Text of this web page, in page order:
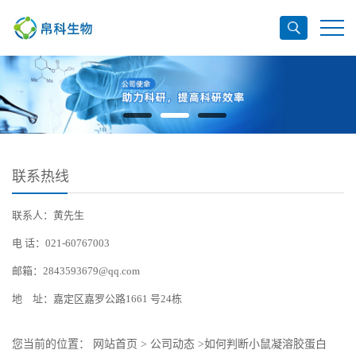
联系热线
联系人：黄先生
电 话：021-60767003
邮箱：2843593679@qq.com
地 址：嘉定区嘉罗公路1661 号24栋
您当前的位置： 网站首页 > 公司动态 >如何判断小鼠凝溶胶蛋白